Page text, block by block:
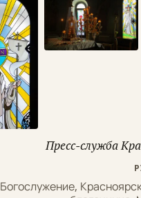
Пресс-служба
Богослужение,